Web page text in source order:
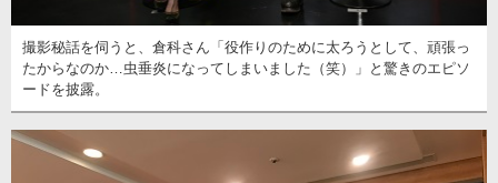
撮影秘話を伺うと、倉科さん「役作りのために太ろうとして、頑張っ
たからなのか…虫垂炎になってしまいました（笑）」と驚きのエピソ
ードを披露。